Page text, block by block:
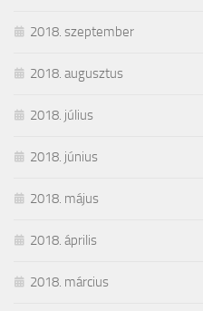
2018. szeptember
2018. augusztus
2018. július
2018. június
2018. május
2018. április
2018. március